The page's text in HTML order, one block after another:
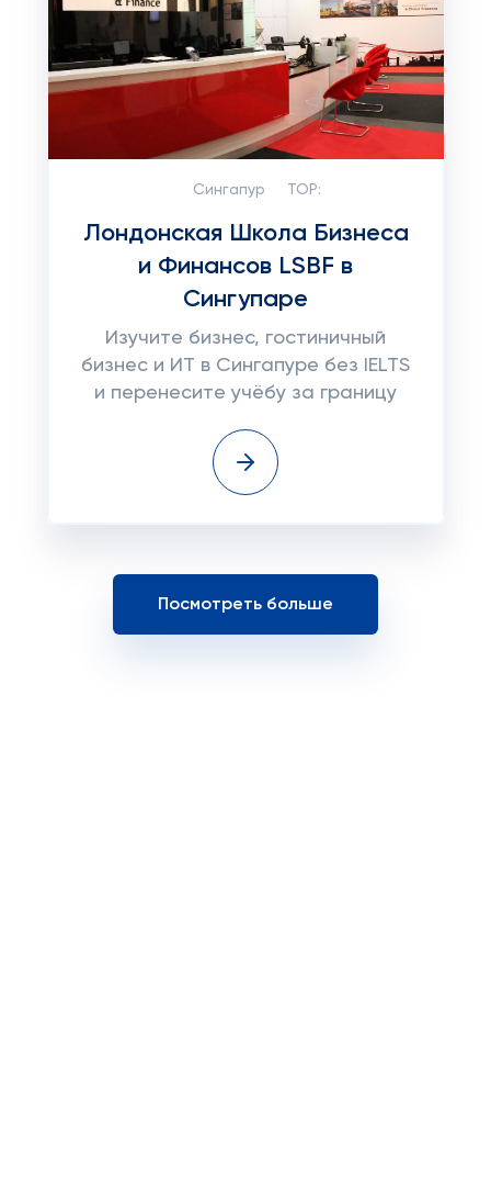
Сингапур TOP:
Лондонская Школа Бизнеса
и Финансов LSBF в
Сингупаре
Изучите бизнес, гостиничный
бизнес и ИТ в Сингапуре без IELTS
и перенесите учёбу за границу
Посмотреть больше